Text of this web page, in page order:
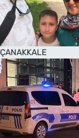
ÇANAKKALE
SAĞLIK
TV REHBERİ